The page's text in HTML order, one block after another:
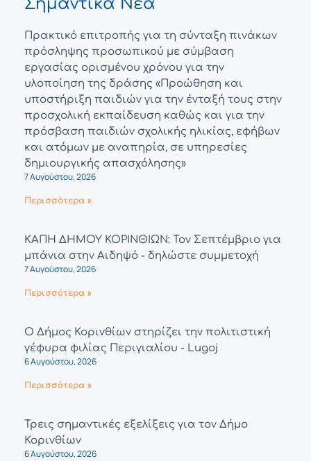
Σημαντικά Νέα
Πρακτικό επιτροπής για τη σύνταξη πινάκων
πρόσληψης προσωπικού με σύμβαση
εργασίας ορισμένου χρόνου για την
υλοποίηση της δράσης «Προώθηση και
υποστήριξη παιδιών για την ένταξή τους στην
προσχολική εκπαίδευση καθώς και για την
πρόσβαση παιδιών σχολικής ηλικίας, εφήβων
και ατόμων με αναπηρία, σε υπηρεσίες
δημιουργικής απασχόλησης»
7 Αυγούστου, 2026
Περισσότερα »
ΚΑΠΗ ΔΗΜΟΥ ΚΟΡΙΝΘΙΩΝ: Τον Σεπτέμβριο για
μπάνια στην Αιδηψό - δηλώστε συμμετοχή
7 Αυγούστου, 2026
Περισσότερα »
Ο Δήμος Κορινθίων στηρίζει την πολιτιστική
γέφυρα φιλίας Περιγιαλίου - Lugoj
6 Αυγούστου, 2026
Περισσότερα »
Τρεις σημαντικές εξελίξεις για τον Δήμο
Κορινθίων
6 Αυγούστου, 2026